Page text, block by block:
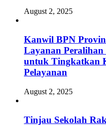
August 2, 2025
Kanwil BPN
Layanan
untuk Tingkatkan
Pelayanan
August 2, 2025
Tinjau Sekolah